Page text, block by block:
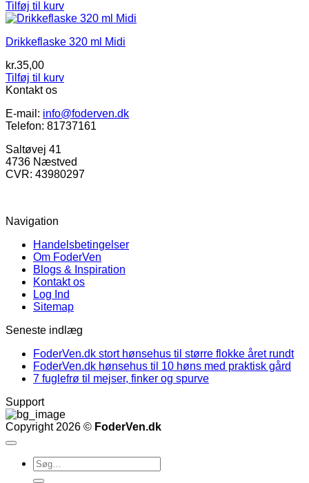
Tilføj til kurv
Drikkeflaske 320 ml Midi
kr.35,00
Tilføj til kurv
Kontakt os
E-mail: info@foderven.dk
Telefon: 81737161
Saltøvej 41
4736 Næstved
CVR: 43980297
Navigation
Handelsbetingelser
Om FoderVen
Blogs & Inspiration
Kontakt os
Log Ind
Sitemap
Seneste indlæg
FoderVen.dk stort hønsehus til større flokke året rundt
FoderVen.dk hønsehus til 10 høns med praktisk gård
7 fuglefrø til mejser, finker og spurve
Support
Copyright 2026 © FoderVen.dk
Søg
efter: